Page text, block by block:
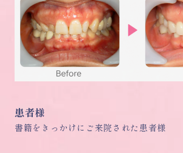
患者様
書籍をきっかけにご来院された患者様